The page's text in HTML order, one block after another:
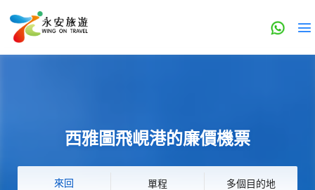
西雅圖飛峴港的廉價機票
來回 單程 多個目的地